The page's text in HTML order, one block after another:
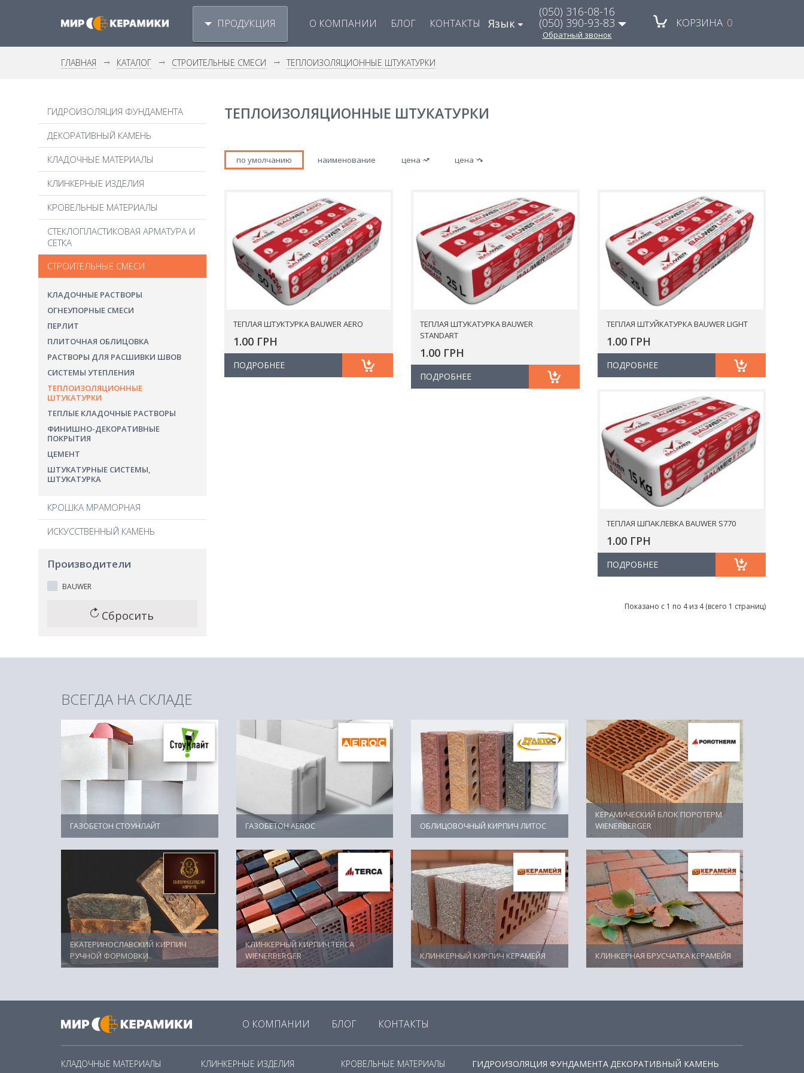
ПРОДУКЦИЯ О КОМПАНИИ БЛОГ КОНТАКТЫ Язык
(050) 316-08-16
(050) 390-93-83
Обратный звонок
КОРЗИНА 0
ГЛАВНАЯ КАТАЛОГ СТРОИТЕЛЬНЫЕ СМЕСИ ТЕПЛОИЗОЛЯЦИОННЫЕ ШТУКАТУРКИ
ГИДРОИЗОЛЯЦИЯ ФУНДАМЕНТА
ДЕКОРАТИВНЫЙ КАМЕНЬ
КЛАДОЧНЫЕ МАТЕРИАЛЫ
ГАЗОБЕТОН
КЕРАМИЧЕСКИЙ БЛОК
КИРПИЧ BRICK HOUSE
КИРПИЧ РУЧНОЙ ФОРМОВКИ
КЛИНКЕРНЫЙ КИРПИЧ
ОБЛИЦОВОЧНЫЙ КИРПИЧ
ОГНЕУПОРНЫЙ КИРПИЧ
КЛИНКЕРНЫЕ ИЗДЕЛИЯ
КЛИНКЕРНАЯ БРУСЧАТКА
КЛИНКЕРНАЯ ПЛИТКА
КЛИНКЕРНЫЕ КРЫШКИ ДЛЯ ЗАБОРА
КЛИНКЕРНЫЕ ПОДОКОННИКИ
КЛИНКЕРНЫЕ СТУПЕНИ
ПРОФИЛЬНЫЙ КИРПИЧ
СОЕДИНИТЕЛЬ КРЫШЕК
КРОВЕЛЬНЫЕ МАТЕРИАЛЫ
ГИБКАЯ БИТУМНАЯ ЧЕРЕПИЦА
КЕРАМИЧЕСКАЯ ЧЕРЕПИЦА
КРОВЕЛЬНЫЕ АКСЕССУАРЫ
СТЕКЛОПЛАСТИКОВАЯ АРМАТУРА И
СЕТКА
СТРОИТЕЛЬНЫЕ СМЕСИ
КЛАДОЧНЫЕ РАСТВОРЫ
ОГНЕУПОРНЫЕ СМЕСИ
ПЕРЛИТ
ПЛИТОЧНАЯ ОБЛИЦОВКА
РАСТВОРЫ ДЛЯ РАСШИВКИ ШВОВ
СИСТЕМЫ УТЕПЛЕНИЯ
ТЕПЛОИЗОЛЯЦИОННЫЕ
ШТУКАТУРКИ
ТЕПЛЫЕ КЛАДОЧНЫЕ РАСТВОРЫ
ФИНИШНО-ДЕКОРАТИВНЫЕ
ПОКРЫТИЯ
ЦЕМЕНТ
ШТУКАТУРНЫЕ СИСТЕМЫ,
ШТУКАТУРКА
КРОШКА МРАМОРНАЯ
ИСКУССТВЕННЫЙ КАМЕНЬ
Производители
BAUWER
Сбросить
ТЕПЛОИЗОЛЯЦИОННЫЕ ШТУКАТУРКИ
по умолчанию наименование цена цена
ТЕПЛАЯ ШТУКТУРКА BAUWER AERO
1.00 ГРН
ПОДРОБНЕЕ
ТЕПЛАЯ ШТУКАТУРКА BAUWER
STANDART
1.00 ГРН
ПОДРОБНЕЕ
ТЕПЛАЯ ШТУЙКАТУРКА BAUWER LIGHT
1.00 ГРН
ПОДРОБНЕЕ
ТЕПЛАЯ ШПАКЛЕВКА BAUWER S770
1.00 ГРН
ПОДРОБНЕЕ
Показано с 1 по 4 из 4 (всего 1 страниц)
ВСЕГДА НА СКЛАДЕ
ГАЗОБЕТОН СТОУНЛАЙТ ГАЗОБЕТОН AEROC ОБЛИЦОВОЧНЫЙ КИРПИЧ ЛИТОС
КЕРАМИЧЕСКИЙ БЛОК ПОРОТЕРМ
WIENERBERGER
ЕКАТЕРИНОСЛАВСКИЙ КИРПИЧ
РУЧНОЙ ФОРМОВКИ
КЛИНКЕРНЫЙ КИРПИЧ TERCA
WIENERBERGER
КЛИНКЕРНЫЙ КИРПИЧ КЕРАМЕЙЯ КЛИНКЕРНАЯ БРУСЧАТКА КЕРАМЕЙЯ
О КОМПАНИИ БЛОГ КОНТАКТЫ
ГИДРОИЗОЛЯЦИЯ ФУНДАМЕНТА ДЕКОРАТИВНЫЙ КАМЕНЬ
КЛАДОЧНЫЕ МАТЕРИАЛЫ КЛИНКЕРНЫЕ ИЗДЕЛИЯ КРОВЕЛЬНЫЕ МАТЕРИАЛЫ